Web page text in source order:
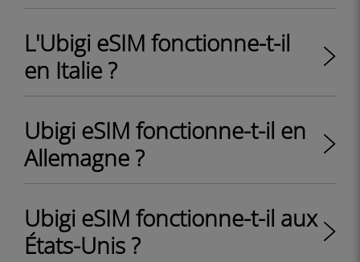
L'Ubigi eSIM fonctionne-t-il
en Italie ?
Ubigi eSIM fonctionne-t-il en
Allemagne ?
Ubigi eSIM fonctionne-t-il aux
États-Unis ?